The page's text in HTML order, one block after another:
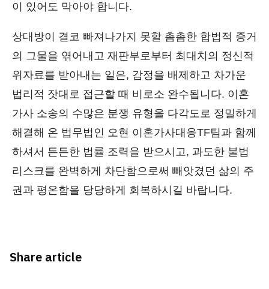
이 있어도 막아야 합니다.
상대방이 결코 빠져나가지 못할 촘촘한 합법적 증거
의 그물을 엮어내고 재판부로부터 최대치의 정신적
위자료를 받아내는 일은, 감정을 배제하고 차가운
법리적 잣대로 접근할 때 비로소 완수됩니다. 이혼
가사 소송의 수많은 분쟁 유형을 다각도로 정밀하게
해결해 온 법무법인 오현 이혼가사대응TF팀과 함께
하셔서 든든한 법률 조력을 받으시고, 과도한 불법
리스크를 완벽하게 차단함으로써 빼앗겼던 삶의 주
권과 평온함을 당당하게 회복하시길 바랍니다.
Share article